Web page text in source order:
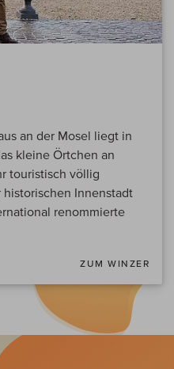
an der Mosel liegt in
kleine Örtchen an
touristisch völlig
Innenstadt
renommierte
ZUM WINZER